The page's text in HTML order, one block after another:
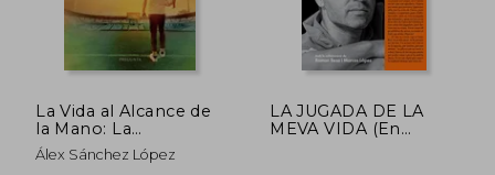
45%
dcto.
45%
La Vida al Alcance de
la Mano: La
Discapacidad a Través
de mi Historia
Álex Sánchez López
LA JUGADA DE LA
MEVA VIDA (En